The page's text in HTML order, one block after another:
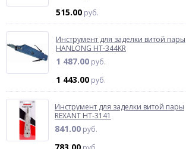
515.00 руб.
Инструмент для заделки витой пары
HANLONG HT-344KR
1 487.00 руб.
1 443.00 руб.
Инструмент для заделки витой пары
REXANT HT-3141
841.00 руб.